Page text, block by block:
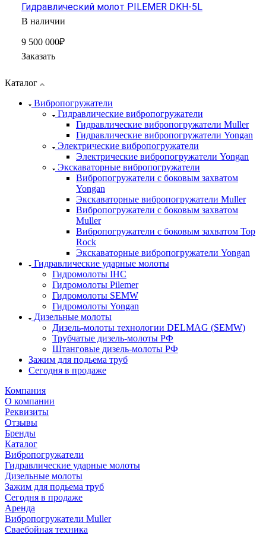
Гидравлический молот PILEMER DKH-5L
В наличии
9 500 000₽
Заказать
Каталог
Вибропогружатели
Гидравлические вибропогружатели
Гидравлические вибропогружатели Muller
Гидравлические вибропогружатели Yongan
Электрические вибропогружатели
Электрические вибропогружатели Yongan
Экскаваторные вибропогружатели
Вибропогружатели с боковым захватом
Yongan
Экскаваторные вибропогружатели Muller
Вибропогружатели с боковым захватом
Muller
Вибропогружатели с боковым захватом Top
Rock
Экскаваторные вибропогружатели Yongan
Гидравлические ударные молоты
Гидромолоты IHC
Гидромолоты Pilemer
Гидромолоты SEMW
Гидромолоты Yongan
Дизельные молоты
Дизель-молоты технологии DELMAG (SEMW)
Трубчатые дизель-молоты РФ
Штанговые дизель-молоты РФ
Зажим для подьема труб
Сегодня в продаже
Компания
О компании
Реквизиты
Отзывы
Бренды
Каталог
Вибропогружатели
Гидравлические ударные молоты
Дизельные молоты
Зажим для подьема труб
Сегодня в продаже
Аренда
Вибропогружатели Muller
Сваебойная техника